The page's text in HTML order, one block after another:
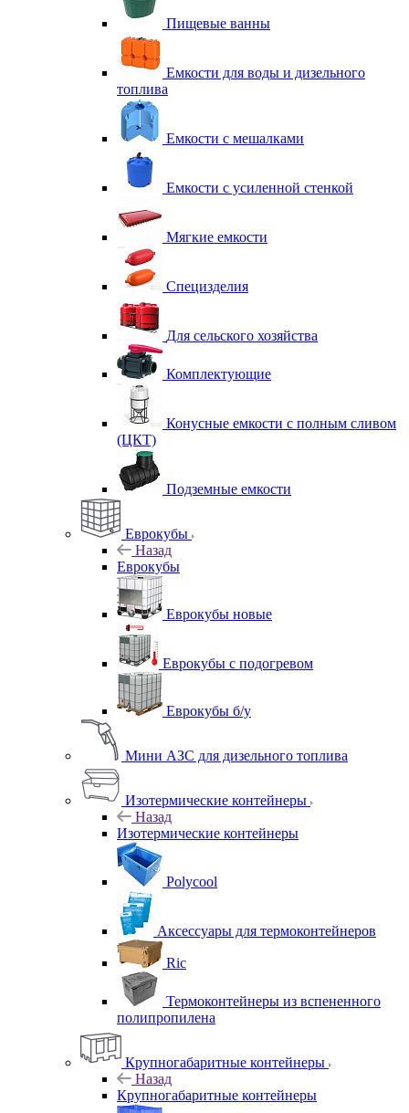
Пищевые ванны
Емкости для воды и дизельного
топлива
Емкости с мешалками
Емкости с усиленной стенкой
Мягкие емкости
Специзделия
Для сельского хозяйства
Комплектующие
Конусные емкости с полным сливом
(ЦКТ)
Подземные емкости
Еврокубы
Назад
Еврокубы
Еврокубы новые
Еврокубы с подогревом
Еврокубы б/у
Мини АЗС для дизельного топлива
Изотермические контейнеры
Назад
Изотермические контейнеры
Polycool
Аксессуары для термоконтейнеров
Ric
Термоконтейнеры из вспененного
полипропилена
Крупногабаритные контейнеры
Назад
Крупногабаритные контейнеры